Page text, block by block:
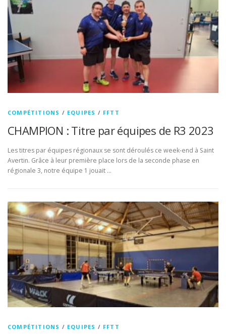
COMPÉTITIONS / EQUIPES / FFTT
CHAMPION : Titre par équipes de R3 2023
Les titres par équipes régionaux se sont déroulés ce week-end à Saint
Avertin. Grâce à leur première place lors de la seconde phase en
régionale 3, notre équipe 1 jouait …
COMPÉTITIONS / EQUIPES / FFTT